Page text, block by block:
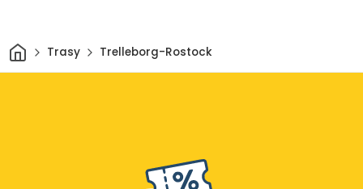
DomTrasy Trelleborg-Rostock